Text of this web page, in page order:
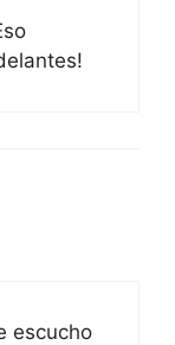
escucho